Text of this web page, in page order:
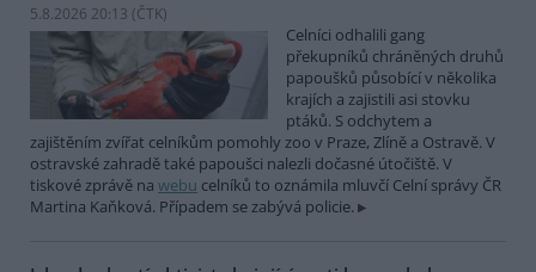
5.8.2026 20:13 (ČTK)
Celníci odhalili gang
překupníků chráněných druhů
papoušků působící v několika
krajích a zajistili asi stovku
ptáků. S odchytem a
zajištěním zvířat celníkům pomohly zoo v Praze, Zlíně a Ostravě. V
ostravské zahradě také papoušci nalezli dočasné útočiště. V
tiskové zprávě na webu celníků to oznámila mluvčí Celní správy ČR
Martina Kaňková. Případem se zabývá policie.